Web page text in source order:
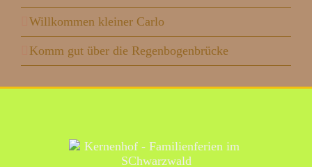
Willkommen kleiner Carlo
Komm gut über die Regenbogenbrücke